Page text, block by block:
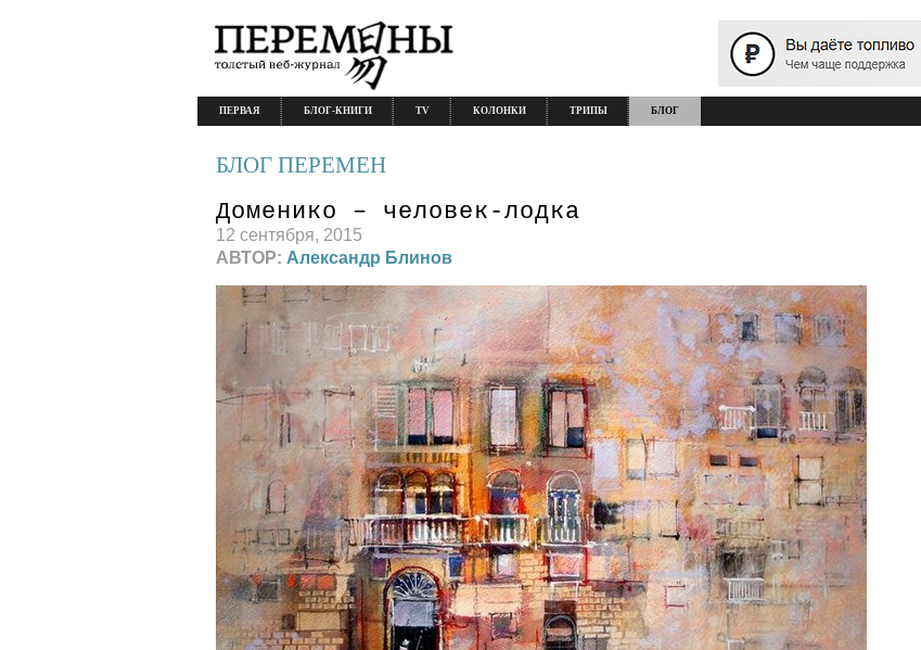
ПЕРВАЯ БЛОГ-КНИГИ TV КОЛОНКИ ТРИПЫ БЛОГ
БЛОГ ПЕРЕМЕН
Доменико – человек-лодка
12 сентября, 2015
АВТОР: Александр Блинов